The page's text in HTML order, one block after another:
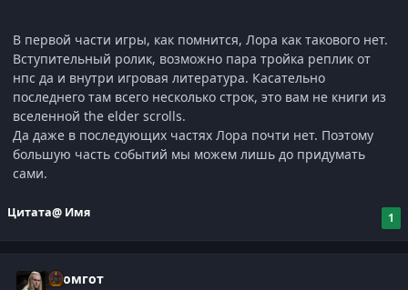
В первой части игры, как помнится, Лора как такового нет.
Вступительный ролик, возможно пара тройка реплик от
нпс да и внутри игровая литература. Касательно
последнего там всего несколько строк, это вам не книги из
вселенной the elder scrolls.
Да даже в последующих частях Лора почти нет. Поэтому
большую часть событий мы можем лишь до придумать
сами.
Цитата@ Имя 1
Громгот